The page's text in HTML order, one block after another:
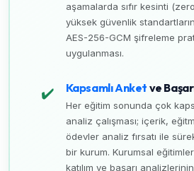
aşamalarda sıfır kesinti
yüksek güvenlik
AES-256-GCM şifreleme
uygulanması.
✔️ Kapsamlı Anket ve
Her eğitim sonunda çok
analiz çalışması; içerik,
ödevler analiz fırsatı ile
bir kurum. Kurumsal
katılım ve başarı